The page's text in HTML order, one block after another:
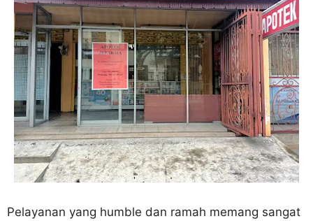
Pelayanan yang humble dan ramah memang sangat